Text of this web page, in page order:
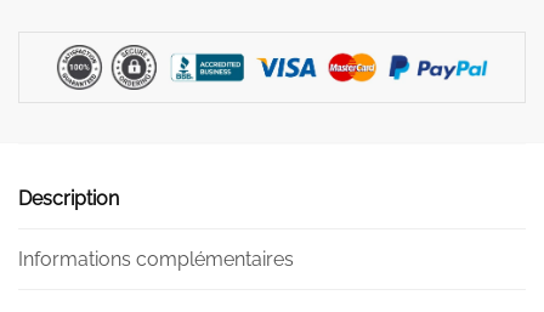
Coloré
Description
Informations complémentaires